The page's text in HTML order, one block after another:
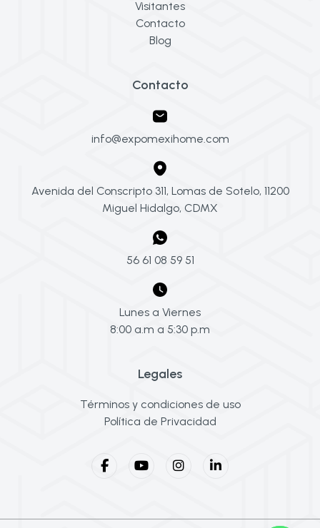
Visitantes
Contacto
Blog
Contacto
info@expomexihome.com
Avenida del Conscripto 311, Lomas de Sotelo, 11200
Miguel Hidalgo, CDMX
56 61 08 59 51
Lunes a Viernes
8:00 a.m a 5:30 p.m
Legales
Términos y condiciones de uso
Política de Privacidad